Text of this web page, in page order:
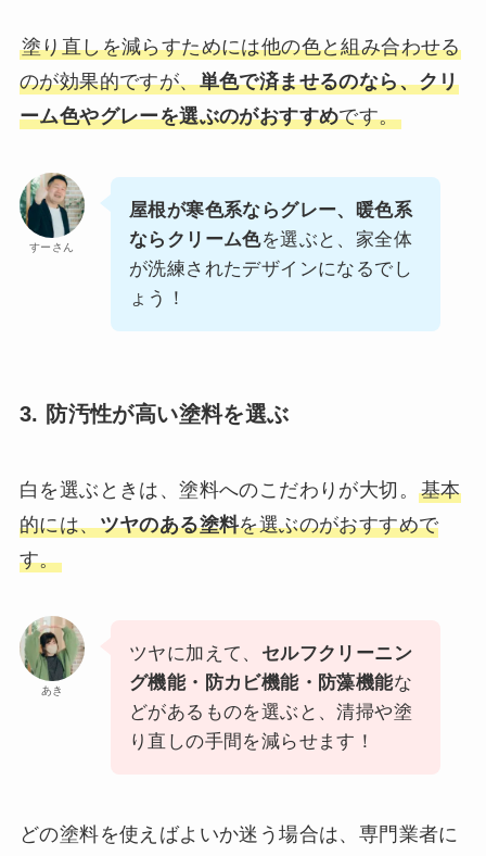
塗り直しを減らすためには他の色と組み合わせる
のが効果的ですが、単色で済ませるのなら、クリ
ーム色やグレーを選ぶのがおすすめです。
すーさん
屋根が寒色系ならグレー、暖色系
ならクリーム色を選ぶと、家全体
が洗練されたデザインになるでし
ょう！
3. 防汚性が高い塗料を選ぶ
白を選ぶときは、塗料へのこだわりが大切。 基本
的には、ツヤのある塗料を選ぶのがおすすめで
す。
あき
ツヤに加えて、 セルフクリーニン
グ機能・防カビ機能・防藻機能な
どがあるものを選ぶと、清掃や塗
り直しの手間を減らせます！
どの塗料を使えばよいか迷う場合は、専門業者に